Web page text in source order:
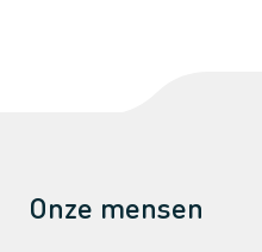
Onze mensen